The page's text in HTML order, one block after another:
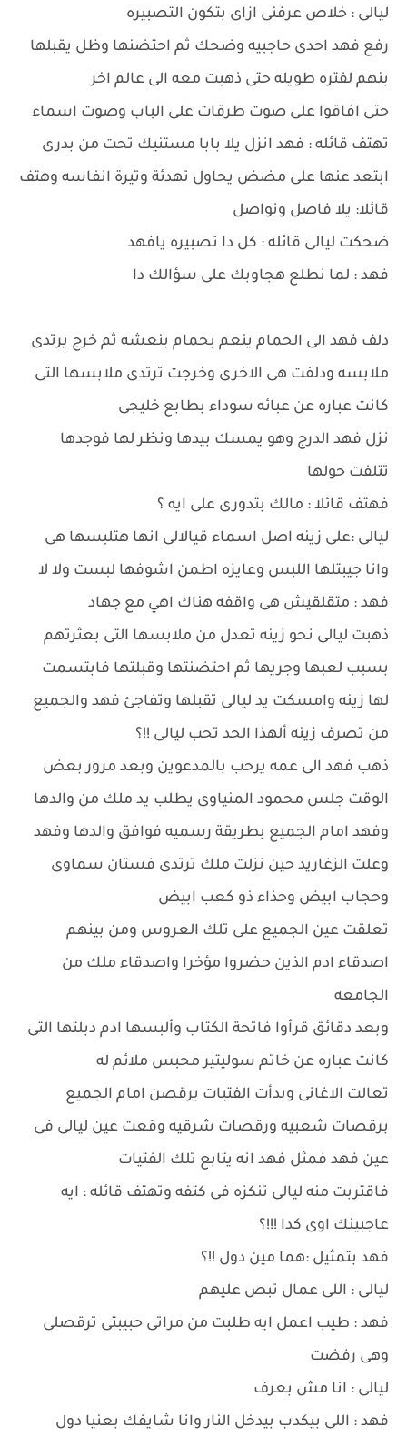
ليالى : خلاص عرفنى ازاى بتكون التصبيره
رفع فهد احدى حاجبيه وضحك ثم احتضنها وظل يقبلها
بنهم لفتره طويله حتى ذهبت معه الى عالم اخر
حتى افاقوا على صوت طرقات على الباب وصوت اسماء
تهتف قائله : فهد انزل يلا بابا مستنيك تحت من بدرى
ابتعد عنها على مضض يحاول تهدئة وتيرة انفاسه وهتف
قائلا: يلا فاصل ونواصل
ضحكت ليالى قائله : كل دا تصبيره يافهد
فهد : لما نطلع هجاوبك على سؤالك دا
دلف فهد الى الحمام ينعم بحمام ينعشه ثم خرج يرتدى
ملابسه ودلفت هى الاخرى وخرجت ترتدى ملابسها التى
كانت عباره عن عبائه سوداء بطابع خليجى
نزل فهد الدرج وهو يمسك بيدها ونظر لها فوجدها
تتلفت حولها
فهتف قائلا : مالك بتدورى على ايه ؟
ليالى :على زينه اصل اسماء قيالالى انها هتلبسها هى
وانا جيبتلها اللبس وعايزه اطمن اشوفها لبست ولا لا
فهد : متقلقيش هى واقفه هناك اهي مع جهاد
ذهبت ليالى نحو زينه تعدل من ملابسها التى بعثرتهم
بسبب لعبها وجريها ثم احتضنتها وقبلتها فابتسمت
لها زينه وامسكت يد ليالى تقبلها وتفاجئ فهد والجميع
من تصرف زينه ألهذا الحد تحب ليالى !!؟
ذهب فهد الى عمه يرحب بالمدعوين وبعد مرور بعض
الوقت جلس محمود المنياوى يطلب يد ملك من والدها
وفهد امام الجميع بطريقة رسميه فوافق والدها وفهد
وعلت الزغاريد حين نزلت ملك ترتدى فستان سماوى
وحجاب ابيض وحذاء ذو كعب ابيض
تعلقت عين الجميع على تلك العروس ومن بينهم
اصدقاء ادم الذين حضروا مؤخرا واصدقاء ملك من
الجامعه
وبعد دقائق قرأوا فاتحة الكتاب وألبسها ادم دبلتها التى
كانت عباره عن خاتم سوليتير محبس ملائم له
تعالت الاغانى وبدأت الفتيات يرقصن امام الجميع
برقصات شعبيه ورقصات شرقيه وقعت عين ليالى فى
عين فهد فمثل فهد انه يتابع تلك الفتيات
فاقتربت منه ليالى تنكزه فى كتفه وتهتف قائله : ايه
عاجبينك اوى كدا !!!؟
فهد بتمثيل :هما مين دول !!؟
ليالى : اللى عمال تبص عليهم
فهد : طيب اعمل ايه طلبت من مراتى حبيبتى ترقصلى
وهى رفضت
ليالى : انا مش بعرف
فهد : اللى بيكدب بيدخل النار وانا شايفك بعنيا دول